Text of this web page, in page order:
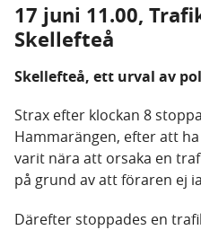
17 juni 11.00,
Skellefteå
Skellefteå, ett urval av
Strax efter klockan 8
Hammarängen, efter att
varit nära att orsaka en
på grund av att föraren ej
Därefter stoppades en